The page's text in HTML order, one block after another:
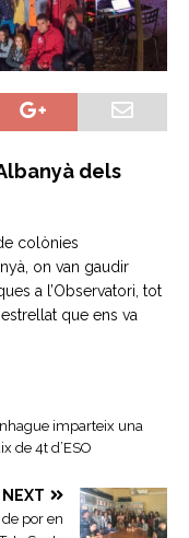
dels
colònies
on van gaudir
a l’Observatori, tot
que ens va
imparteix una
de 4t d’ESO
NEXT
por en